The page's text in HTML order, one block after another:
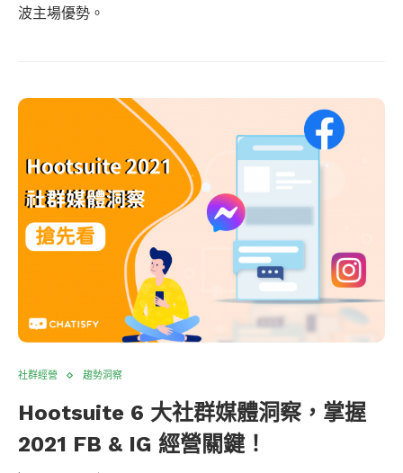
波主場優勢。
社群經營 趨勢洞察
Hootsuite 6 大社群媒體洞察，掌握
2021 FB & IG 經營關鍵！